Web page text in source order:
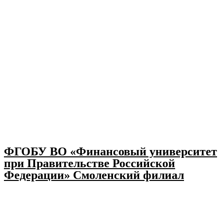
ФГОБУ ВО «Финансовый университет
при Правительстве Российской
Федерации» Смоленский филиал